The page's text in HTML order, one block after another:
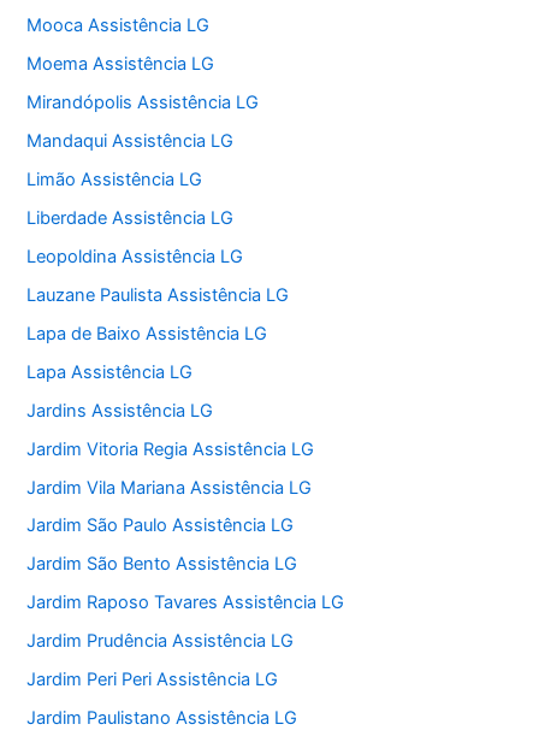
Mooca Assistência LG
Moema Assistência LG
Mirandópolis Assistência LG
Mandaqui Assistência LG
Limão Assistência LG
Liberdade Assistência LG
Leopoldina Assistência LG
Lauzane Paulista Assistência LG
Lapa de Baixo Assistência LG
Lapa Assistência LG
Jardins Assistência LG
Jardim Vitoria Regia Assistência LG
Jardim Vila Mariana Assistência LG
Jardim São Paulo Assistência LG
Jardim São Bento Assistência LG
Jardim Raposo Tavares Assistência LG
Jardim Prudência Assistência LG
Jardim Peri Peri Assistência LG
Jardim Paulistano Assistência LG